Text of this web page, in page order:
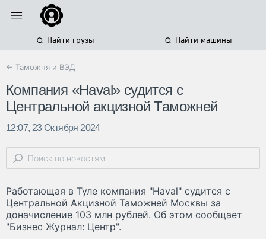
Найти грузы Найти машины
← Таможня и ВЭД
Компания «Haval» судится с
Центральной акцизной Таможней
12:07, 23 Октября 2024
Работающая в Туле компания "Haval" судится с
Центральной Акцизной Таможней Москвы за
доначисление 103 млн рублей. Об этом сообщает
"Бизнес Журнал: Центр".